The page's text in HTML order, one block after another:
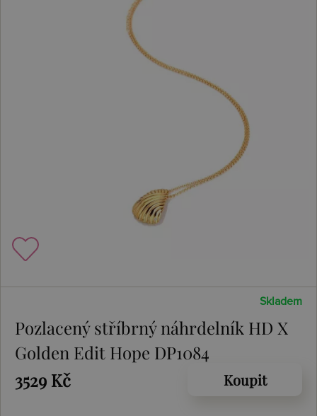
Skladem
Pozlacený stříbrný náhrdelník HD X
Golden Edit Hope DP1084
3529 Kč
Koupit